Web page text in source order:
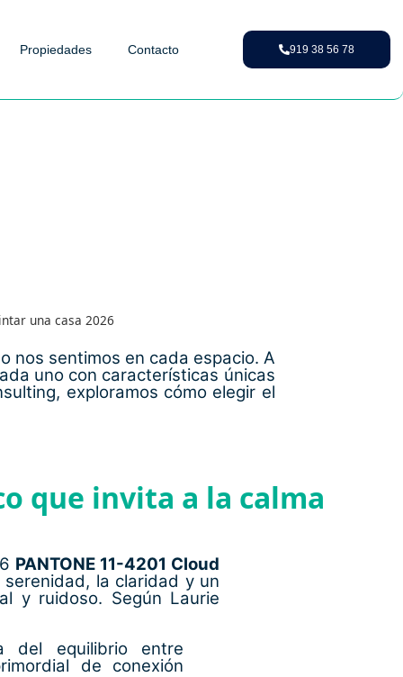
Propiedades Contacto 919 38 56 78
una casa 2026
nos sentimos en cada espacio. A
uno con características únicas
exploramos cómo elegir el
que invita a la calma
PANTONE 11-4201 Cloud
la claridad y un
y ruidoso. Según Laurie
del equilibrio entre
de conexión